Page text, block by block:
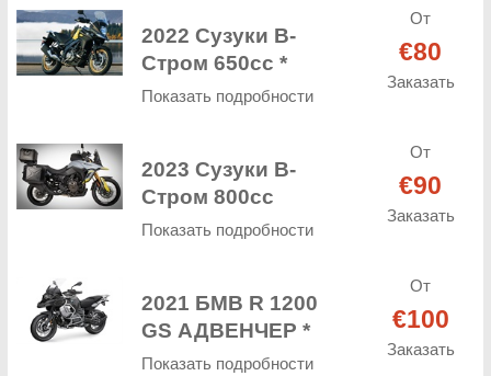
2022 Сузуки В-
Стром 650cc *
Показать подробности
От
€80
Заказать
2023 Сузуки В-
Стром 800cc
Показать подробности
От
€90
Заказать
2021 БМВ R 1200
GS АДВЕНЧЕР *
Показать подробности
От
€100
Заказать